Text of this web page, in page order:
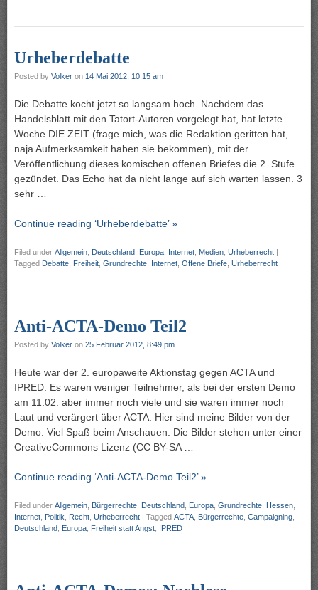
Urheberdebatte
Posted by Volker on 14 Mai 2012, 10:15 am
Die Debatte kocht jetzt so langsam hoch. Nachdem das
Handelsblatt mit den Tatort-Autoren vorgelegt hat, hat letzte
Woche DIE ZEIT (frage mich, was die Redaktion geritten hat,
naja Aufmerksamkeit haben sie bekommen), mit der
Veröffentlichung dieses komischen offenen Briefes die 2. Stufe
gezündet. Das Echo hat da nicht lange auf sich warten lassen. 3
sehr …
Continue reading ‘Urheberdebatte’ »
Filed under Allgemein Deutschland Europa Internet Medien Urheberrecht
Tagged Debatte Freiheit Grundrechte Internet Offene Briefe Urheberrecht
Anti-ACTA-Demo Teil2
Posted by Volker on 25 Februar 2012, 8:49 pm
Heute war der 2. europaweite Aktionstag gegen ACTA und
IPRED. Es waren weniger Teilnehmer, als bei der ersten Demo
am 11.02. aber immer noch viele und sie waren immer noch
Laut und verärgert über ACTA. Hier sind meine Bilder von der
Demo. Viel Spaß beim Anschauen. Die Bilder stehen unter einer
CreativeCommons Lizenz (CC BY-SA …
Continue reading ‘Anti-ACTA-Demo Teil2’ »
Filed under Allgemein Bürgerrechte Deutschland Europa Grundrechte Hessen
Internet Politik Recht Urheberrecht | Tagged ACTA Bürgerrechte Campaigning
Deutschland Europa Freiheit statt Angst IPRED